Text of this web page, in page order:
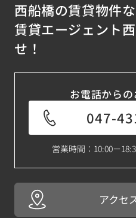
西船橋の賃貸物件
賃貸エージェント
せ！
お電話から
047-
営業時間：10:00－
アクセ